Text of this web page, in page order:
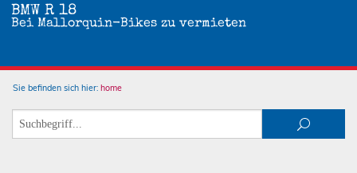
BMW R 18
Bei Mallorquin-Bikes zu vermieten
Sie befinden sich hier: home